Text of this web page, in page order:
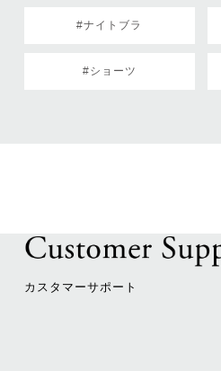
#ナイトブラ
#ショーツ
カスタマーサポート